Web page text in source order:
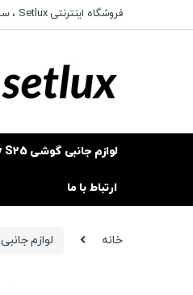
to
to
فروشگاه اینترنتی Setlux ، ست ِکامل لوازم دیجیتال
لوازم جانبی گوشی Galaxy S25
ارتباط با ما
خانه لوازم جانبی